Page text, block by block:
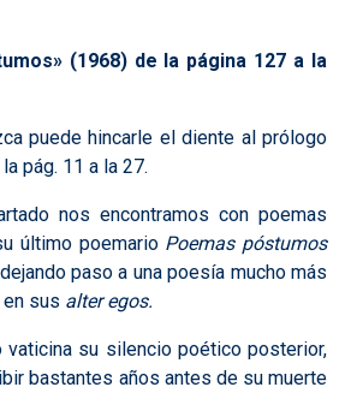
(1968) de la página 127 a la
puede hincarle el diente al prólogo
pág. 11 a la 27.
nos encontramos con poemas
último poemario Poemas póstumos
paso a una poesía mucho más
sus alter egos.
su silencio poético posterior,
bastantes años antes de su muerte